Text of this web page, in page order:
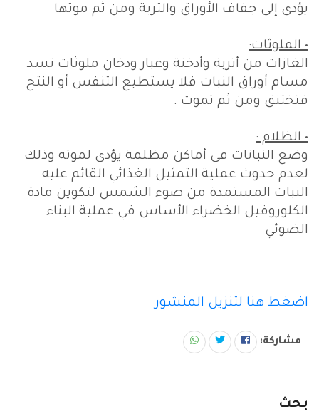
يؤدى إلى جفاف الأوراق والتربة ومن ثم موتها
• الملوثات:
الغازات من أتربة وأدخنة وغبار ودخان ملوثات تسد
مسام أوراق النبات فلا يستطيع التنفس أو النتح
فتختنق ومن ثم تموت .
• الظلام :
وضع النباتات فى أماكن مظلمة يؤدى لموته وذلك
لعدم حدوث عملية التمثيل الغذائي القائم عليه
النبات المستمدة من ضوء الشمس لتكوين مادة
الكلوروفيل الخضراء الأساس في عملية البناء
الضوئي
اضغط هنا لتنزيل المنشور
مشاركة:
بحث